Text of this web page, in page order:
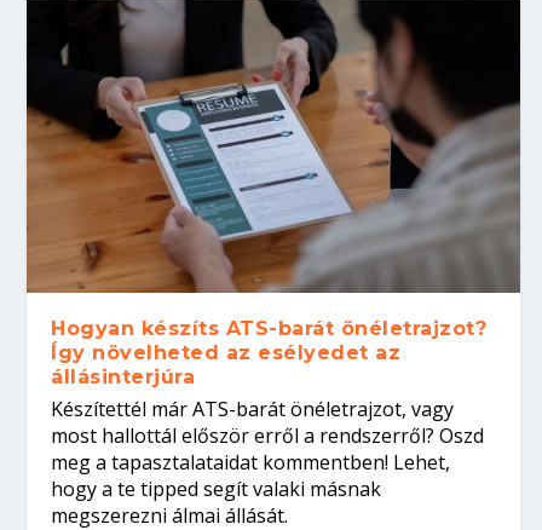
Hogyan készíts ATS-barát önéletrajzot?
Így növelheted az esélyedet az
állásinterjúra
Készítettél már ATS-barát önéletrajzot, vagy
most hallottál először erről a rendszerről? Oszd
meg a tapasztalataidat kommentben! Lehet,
hogy a te tipped segít valaki másnak
megszerezni álmai állását.